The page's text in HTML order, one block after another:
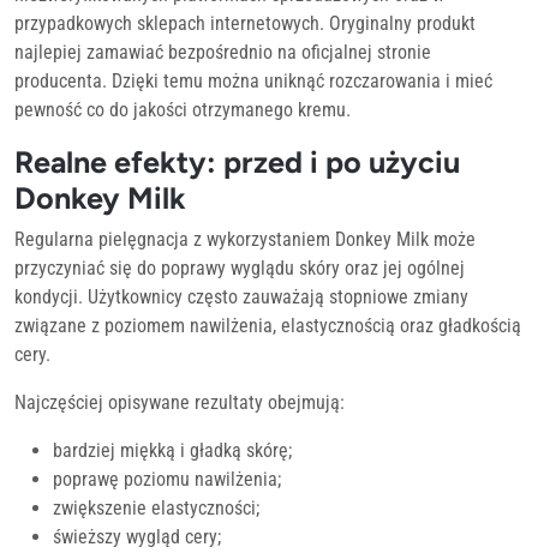
przypadkowych sklepach internetowych. Oryginalny produkt
najlepiej zamawiać bezpośrednio na oficjalnej stronie
producenta. Dzięki temu można uniknąć rozczarowania i mieć
pewność co do jakości otrzymanego kremu.
Realne efekty: przed i po użyciu
Donkey Milk
Regularna pielęgnacja z wykorzystaniem Donkey Milk może
przyczyniać się do poprawy wyglądu skóry oraz jej ogólnej
kondycji. Użytkownicy często zauważają stopniowe zmiany
związane z poziomem nawilżenia, elastycznością oraz gładkością
cery.
Najczęściej opisywane rezultaty obejmują:
bardziej miękką i gładką skórę;
poprawę poziomu nawilżenia;
zwiększenie elastyczności;
świeższy wygląd cery;